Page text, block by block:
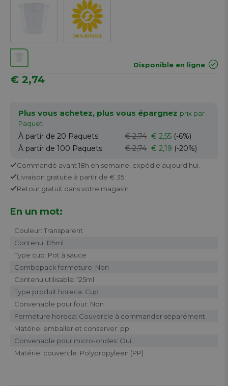
Disponible en ligne
€ 2,74
Plus vous achetez, plus vous épargnez prix par
Paquet
À partir de 20 Paquets € 2,74 € 2,55 (-6%)
À partir de 100 Paquets € 2,74 € 2,19 (-20%)
Commandé avant 18h en semaine, expédié aujourd’hui.
Livraison gratuite à partir de € 35
Retour gratuit dans votre magasin
En un mot:
Couleur: Transparent
Contenu: 125ml
Type cup: Pot à sauce
Combopack fermeture: Non
Contenu utilisable: 125ml
Type produit horeca: Cup
Convenable pour four: Non
Fermeture horeca: Couvercle à commander séparément
Matériel emballer et conserver: pp
Convenable pour micro-ondes: Oui
Matériel couvercle: Polypropyleen (PP)